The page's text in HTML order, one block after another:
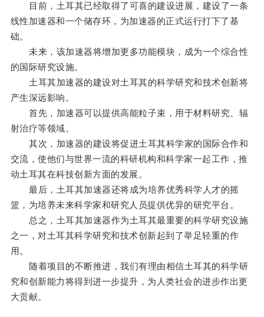
目前，土耳其已经取得了可喜的建设进展，建设了一条
线性加速器和一个储存环，为加速器的正式运行打下了基
础。
未来，该加速器将增加更多功能模块，成为一个综合性
的国际研究设施。
土耳其加速器的建设对土耳其的科学研究和技术创新将
产生深远影响。
首先，加速器可以提供高能粒子束，用于材料研究、辐
射治疗等领域。
其次，加速器的建设将促进土耳其科学家的国际合作和
交流，使他们与世界一流的科研机构和科学家一起工作，推
动土耳其在科技创新方面的发展。
最后，土耳其加速器还将成为培养优秀科学人才的摇
篮，为培养未来科学家和研究人员提供优异的研究平台。
总之，土耳其加速器作为土耳其最重要的科学研究设施
之一，对土耳其科学研究和技术创新起到了举足轻重的作
用。
随着项目的不断推进，我们有理由相信土耳其的科学研
究和创新能力将得到进一步提升，为人类社会的进步作出更
大贡献。